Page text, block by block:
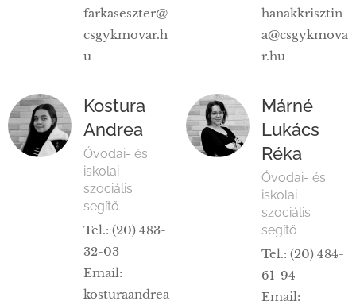
farkaseszter@
csgykmovar.h
u
hanakkrisztin
a@csgykmova
r.hu
Kostura
Andrea
Óvodai- és
iskolai
szociális
segítő
Tel.: (20) 483-
32-03
Email:
kosturaandrea
Márné
Lukács
Réka
Óvodai- és
iskolai
szociális
segítő
Tel.: (20) 484-
61-94
Email: